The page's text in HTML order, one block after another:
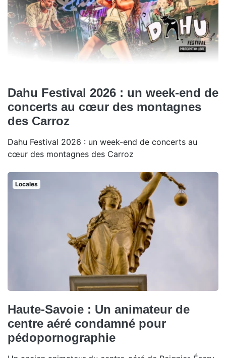
Dahu Festival 2026 : un week-end de
concerts au cœur des montagnes
des Carroz
Dahu Festival 2026 : un week-end de concerts au
cœur des montagnes des Carroz
Locales
Haute-Savoie : Un animateur de
centre aéré condamné pour
pédopornographie